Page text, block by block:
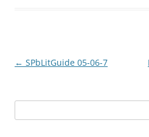
Навигация
← SPbLitGuide 05-06-7